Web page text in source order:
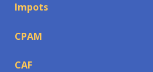
Impots
CPAM
CAF